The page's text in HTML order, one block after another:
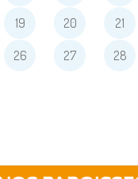
19 20 21
26 27 28